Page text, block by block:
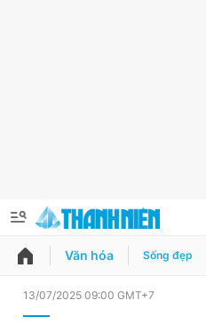
QUẢNG CÁO
Văn hóa Sống đẹp
13/07/2025 09:00 GMT+7